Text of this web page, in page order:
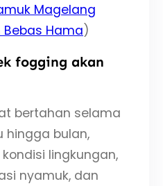
Magelang
Bebas Hama)
fogging akan
bertahan selama
hingga bulan,
lingkungan,
nyamuk, dan